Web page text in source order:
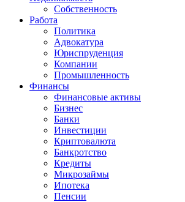
Собственность
Работа
Политика
Адвокатура
Юриспруденция
Компании
Промышленность
Финансы
Финансовые активы
Бизнес
Банки
Инвестиции
Криптовалюта
Банкротство
Кредиты
Микрозаймы
Ипотека
Пенсии